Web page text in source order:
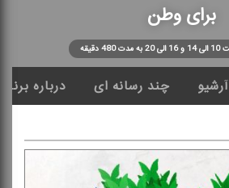
برای وطن
آرشیو چند رسانه ای درباره